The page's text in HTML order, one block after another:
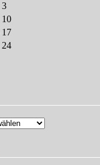
3
10
17
24